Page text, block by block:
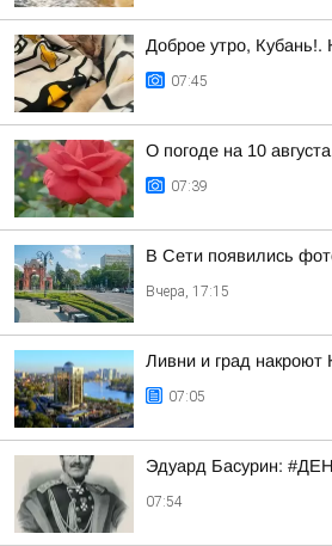
Доброе утро, Кубань!.
07:45
О погоде на 10
07:39
В Сети появились
Вчера, 17:15
Ливни и град накроют
07:05
Эдуард Басурин:
07:54